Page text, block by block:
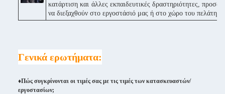
κατάρτιση και άλλες εκπαιδευτικές δραστηριότητες,
να διεξαχθούν στο εργοστάσιό μας ή στο χώρο του πελάτη.
Γενικά ερωτήματα:
♦Πώς συγκρίνονται οι τιμές σας με τις τιμές των κατασκευαστών/
εργοστασίων;